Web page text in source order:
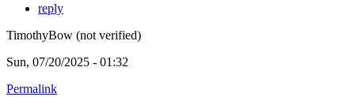
reply
TimothyBow (not verified)
Sun, 07/20/2025 - 01:32
Permalink